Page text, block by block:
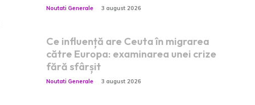
Noutati Generale 3 august 2026
Ce influență are Ceuta în migrarea
către Europa: examinarea unei crize
fără sfârșit
Noutati Generale 3 august 2026